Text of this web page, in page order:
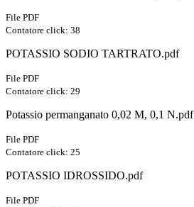
File PDF
Contatore click: 38
POTASSIO SODIO TARTRATO.pdf
File PDF
Contatore click: 29
Potassio permanganato 0,02 M, 0,1 N.pdf
File PDF
Contatore click: 25
POTASSIO IDROSSIDO.pdf
File PDF